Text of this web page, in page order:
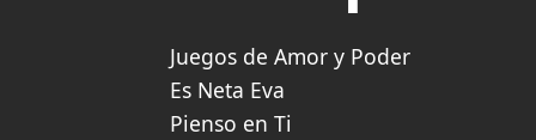
Juegos de Amor y Poder
Es Neta Eva
Pienso en Ti